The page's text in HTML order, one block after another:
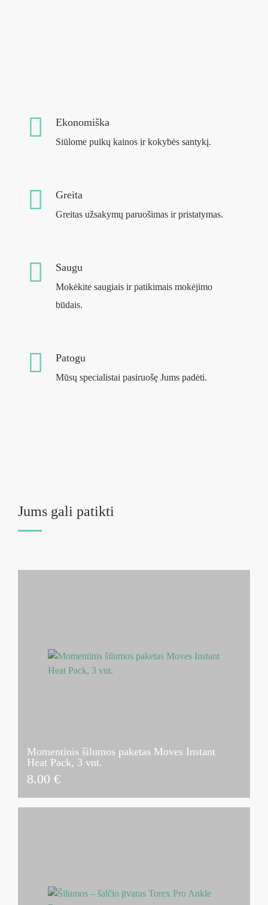
Ekonomiška
Siūlome puikų kainos ir kokybės santykį.
Greita
Greitas užsakymų paruošimas ir pristatymas.
Saugu
Mokėkite saugiais ir patikimais mokėjimo
būdais.
Patogu
Mūsų specialistai pasiruošę Jums padėti.
Jums gali patikti
Momentinis šilumos paketas Moves Instant
Heat Pack, 3 vnt.
8.00 €